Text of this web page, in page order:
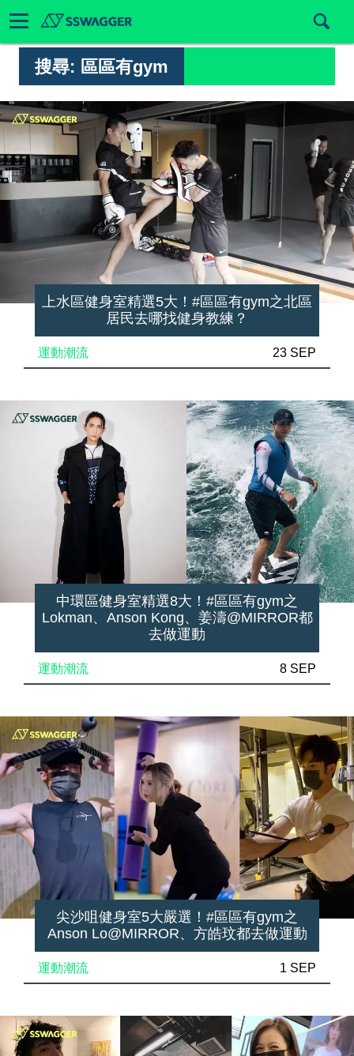
搜尋: 區區有gym
上水區健身室精選5大！#區區有gym之北區
居民去哪找健身教練？
運動潮流 23 SEP
中環區健身室精選8大！#區區有gym之
Lokman、Anson Kong、姜濤@MIRROR都
去做運動
運動潮流 8 SEP
尖沙咀健身室5大嚴選！#區區有gym之
Anson Lo@MIRROR、方皓玟都去做運動
運動潮流 1 SEP